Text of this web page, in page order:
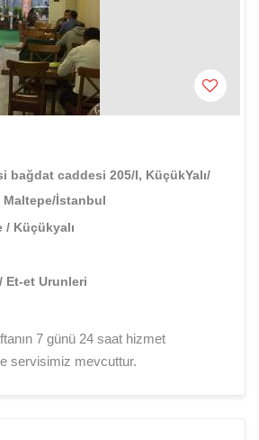
bağdat caddesi 205/I, KüçükYalı/
İstanbul
/ Küçükyalı
/ Et-et Urunleri
7 günü 24 saat hizmet
servisimiz mevcuttur.